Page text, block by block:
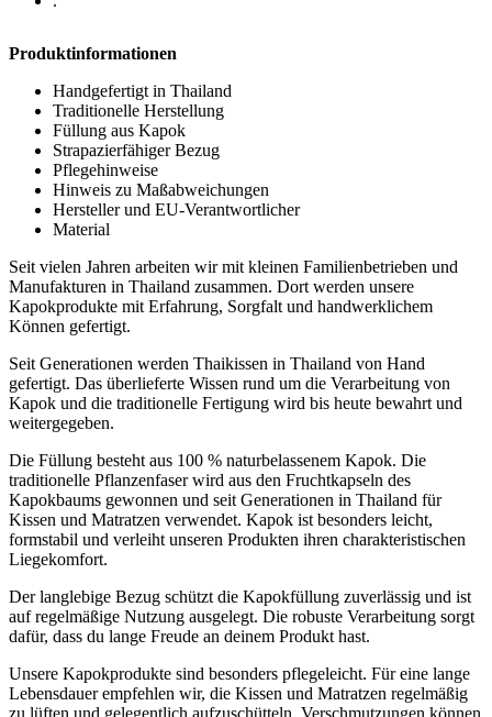
Produktinformationen
Handgefertigt in Thailand
Traditionelle Herstellung
Füllung aus Kapok
Strapazierfähiger Bezug
Pflegehinweise
Hinweis zu Maßabweichungen
Hersteller und EU-Verantwortlicher
Material
Seit vielen Jahren arbeiten wir mit kleinen Familienbetrieben und
Manufakturen in Thailand zusammen. Dort werden unsere
Kapokprodukte mit Erfahrung, Sorgfalt und handwerklichem
Können gefertigt.
Seit Generationen werden Thaikissen in Thailand von Hand
gefertigt. Das überlieferte Wissen rund um die Verarbeitung von
Kapok und die traditionelle Fertigung wird bis heute bewahrt und
weitergegeben.
Die Füllung besteht aus 100 % naturbelassenem Kapok. Die
traditionelle Pflanzenfaser wird aus den Fruchtkapseln des
Kapokbaums gewonnen und seit Generationen in Thailand für
Kissen und Matratzen verwendet. Kapok ist besonders leicht,
formstabil und verleiht unseren Produkten ihren charakteristischen
Liegekomfort.
Der langlebige Bezug schützt die Kapokfüllung zuverlässig und ist
auf regelmäßige Nutzung ausgelegt. Die robuste Verarbeitung sorgt
dafür, dass du lange Freude an deinem Produkt hast.
Unsere Kapokprodukte sind besonders pflegeleicht. Für eine lange
Lebensdauer empfehlen wir, die Kissen und Matratzen regelmäßig